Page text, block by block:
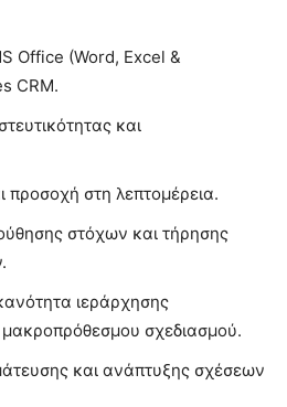
Office (Word, Excel &
CRM.
και
προσοχή στη λεπτομέρεια.
στόχων και τήρησης
ιεράρχησης
σχεδιασμού.
και ανάπτυξης σχέσεων